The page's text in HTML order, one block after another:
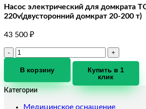
Насос электрический для домкрата
220v(двусторонний домкрат 20-200 т)
43 500 ₽
Количество
Насос
для
TOR
В корзину
Купить в 1
клик
Категории
Медицинское оснащение